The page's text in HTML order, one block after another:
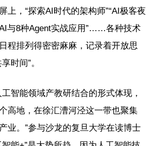
上，“探索AI时代的架构师”“AI极客夜
与8种Agent实战应用”……各种技术
程排列得密密麻麻，记录着开放思
时间”。
智能领域产教研结合的形式体现，
高地，在徐汇漕河泾这一带也聚集
业。”参与沙龙的复旦大学在读博士